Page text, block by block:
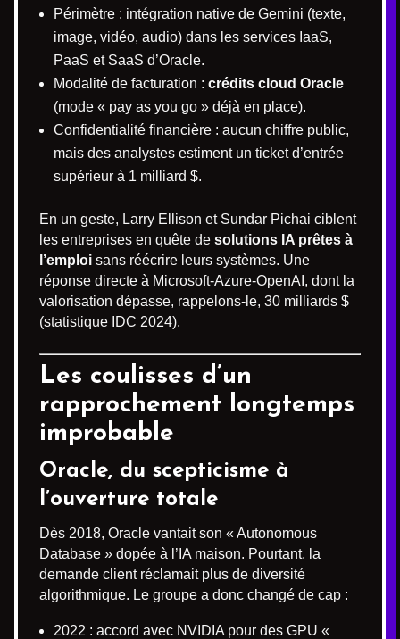
Périmètre : intégration native de Gemini (texte,
image, vidéo, audio) dans les services IaaS,
PaaS et SaaS d’Oracle.
Modalité de facturation : crédits cloud Oracle
(mode « pay as you go » déjà en place).
Confidentialité financière : aucun chiffre public,
mais des analystes estiment un ticket d’entrée
supérieur à 1 milliard $.
En un geste, Larry Ellison et Sundar Pichai ciblent
les entreprises en quête de solutions IA prêtes à
l’emploi sans réécrire leurs systèmes. Une
réponse directe à Microsoft-Azure-OpenAI, dont la
valorisation dépasse, rappelons-le, 30 milliards $
(statistique IDC 2024).
Les coulisses d’un
rapprochement longtemps
improbable
Oracle, du scepticisme à
l’ouverture totale
Dès 2018, Oracle vantait son « Autonomous
Database » dopée à l’IA maison. Pourtant, la
demande client réclamait plus de diversité
algorithmique. Le groupe a donc changé de cap :
2022 : accord avec NVIDIA pour des GPU «